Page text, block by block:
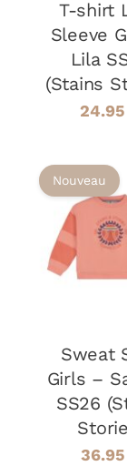
T-shirt
Sleeve
Lila
(Stains
24.95
CHOIX
OPTIONS
Nouveau
Sweat
Girls –
SS26
36.95